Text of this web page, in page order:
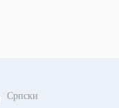
Српски